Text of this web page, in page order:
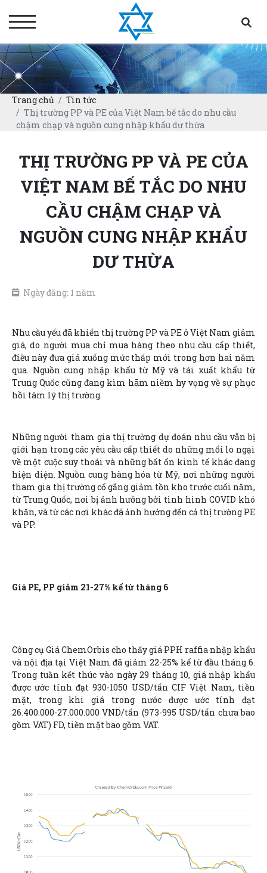
Trang chủ
Tin tức
Thị trường PP và PE của Việt Nam bế tắc do nhu cầu
chậm chạp và nguồn cung nhập khẩu dư thừa
THỊ TRƯỜNG PP VÀ PE CỦA
VIỆT NAM BẾ TẮC DO NHU
CẦU CHẬM CHẠP VÀ
NGUỒN CUNG NHẬP KHẨU
DƯ THỪA
Ngày đăng: 1 năm
Nhu cầu yếu đã khiến thị trường PP và PE ở Việt Nam giảm
giá, do người mua chỉ mua hàng theo nhu cầu cấp thiết,
điều này đưa giá xuống mức thấp mới trong hơn hai năm
qua. Nguồn cung nhập khẩu từ Mỹ và tái xuất khẩu từ
Trung Quốc cũng đang kìm hãm niềm hy vọng về sự phục
hồi tâm lý thị trường.
Những người tham gia thị trường dự đoán nhu cầu vẫn bị
giới hạn trong các yêu cầu cấp thiết do những mối lo ngại
về một cuộc suy thoái và những bất ổn kinh tế khác đang
hiện diện. Nguồn cung hàng hóa từ Mỹ, nơi những người
tham gia thị trường cố gắng giảm tồn kho trước cuối năm,
từ Trung Quốc, nơi bị ảnh hưởng bởi tình hình COVID khó
khăn, và từ các nơi khác đã ảnh hưởng đến cả thị trường PE
và PP.
Giá PE, PP giảm 21-27% kể từ tháng 6
Công cụ Giá ChemOrbis cho thấy giá PPH raffia nhập khẩu
và nội địa tại Việt Nam đã giảm 22-25% kể từ đầu tháng 6.
Trong tuần kết thúc vào ngày 29 tháng 10, giá nhập khẩu
được ước tính đạt 930-1050 USD/tấn CIF Việt Nam, tiền
mặt, trong khi giá trong nước được ước tính đạt
26.400.000-27.000.000 VND/tấn (973-995 USD/tấn chưa bao
gồm VAT) FD, tiền mặt bao gồm VAT.